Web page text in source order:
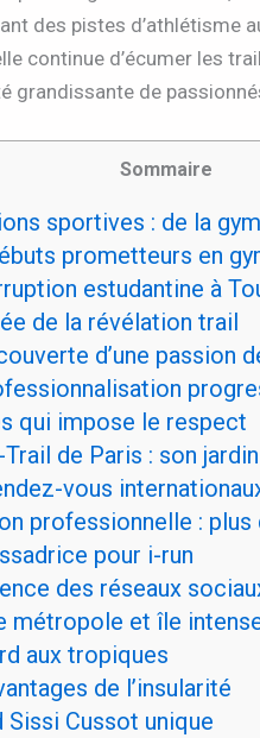
des pistes d’athlétisme
continue d’écumer les
grandissante de
Sommaire
sportives : de la
prometteurs en
estudantine à
de la révélation trail
d’une passion
qui impose le respect
Trail de Paris : son
vous
professionnelle : plus
pour i-run
des réseaux
métropole et île
aux tropiques
de l’insularité
Sissi Cussot unique